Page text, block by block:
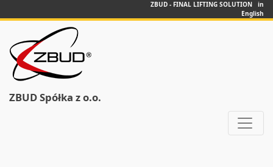
ZBUD - FINAL LIFTING SOLUTION in
English
ZBUD Spółka z o.o.